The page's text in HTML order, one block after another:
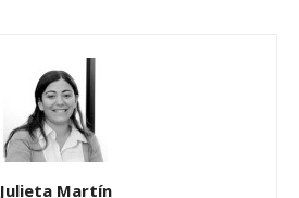
Julieta Martín